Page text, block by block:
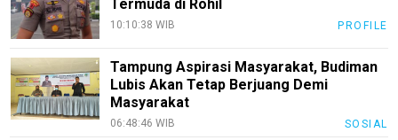
Termuda di Rohil
10:10:38 WIB PROFILE
Tampung Aspirasi Masyarakat, Budiman
Lubis Akan Tetap Berjuang Demi
Masyarakat
06:48:46 WIB SOSIAL